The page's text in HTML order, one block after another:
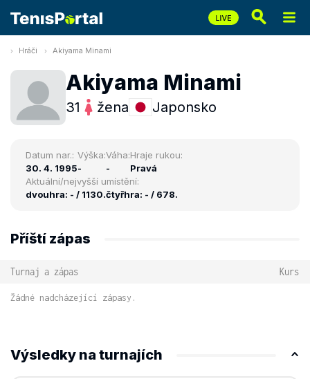
Hráči Akiyama Minami
Akiyama Minami
31 žena Japonsko
Datum nar.:
30. 4. 1995
Výška:
-
Váha:
-
Hraje rukou:
Pravá
Aktuální/nejvyšší umístění:
dvouhra: - / 1130.čtyřhra: - / 678.
Příští zápas
Turnaj a zápas Kurs
Žádné nadcházející zápasy.
Výsledky na turnajích